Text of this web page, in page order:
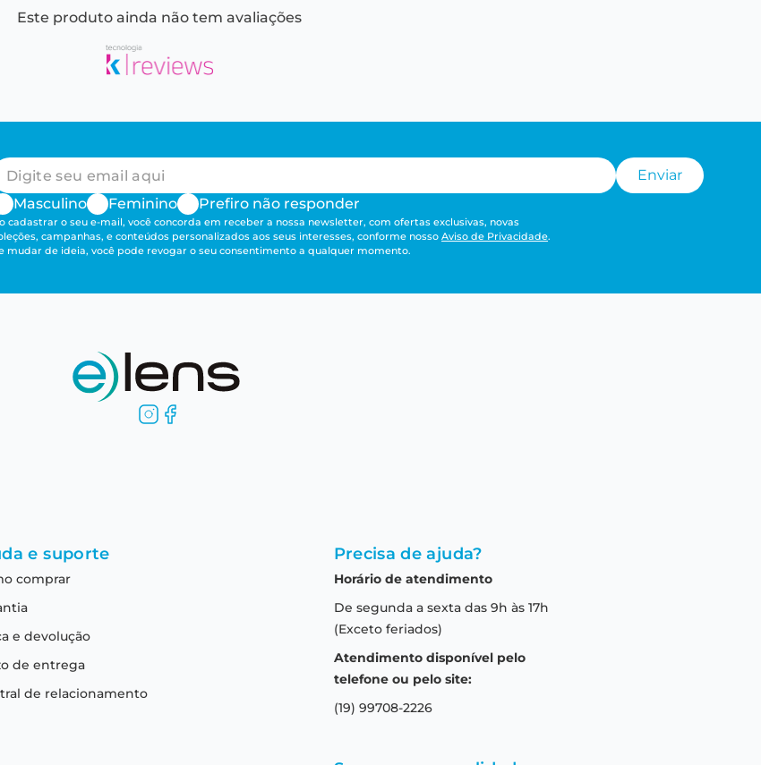
Este produto ainda não tem avaliações
Enviar
Masculino
Feminino Prefiro não responder
cadastrar o seu e-mail, você concorda em receber a nossa newsletter, com ofertas exclusivas, novas
campanhas, e conteúdos personalizados aos seus interesses, conforme nosso Aviso de Privacidade.
mudar de ideia, você pode revogar o seu consentimento a qualquer momento.
e suporte
comprar
e devolução
de entrega
de relacionamento
Precisa de ajuda?
Horário de atendimento
De segunda a sexta das 9h às 17h
(Exceto feriados)
Atendimento disponível pelo
telefone ou pelo site:
(19) 99708-2226